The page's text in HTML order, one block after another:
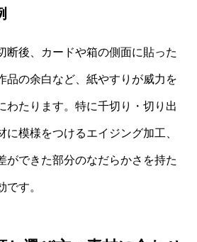
断後、カードや箱の側面に貼った
品の余白など、紙やすりが威力を
わたります。特に千切り・切り出
に模様をつけるエイジング加工、
ができた部分のなだらかさを持た
す。